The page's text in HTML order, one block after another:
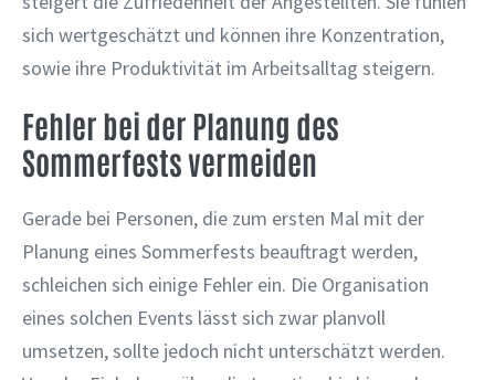
sich wertgeschätzt und können ihre Konzentration,
sowie ihre Produktivität im Arbeitsalltag steigern.
Fehler bei der Planung des
Sommerfests vermeiden
Gerade bei Personen, die zum ersten Mal mit der
Planung eines Sommerfests beauftragt werden,
schleichen sich einige Fehler ein. Die Organisation
eines solchen Events lässt sich zwar planvoll
umsetzen, sollte jedoch nicht unterschätzt werden.